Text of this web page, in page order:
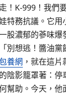
！K-999！我們
特務抗議。它
股濃郁的蔘味
別想逃！醬油
養網 ，就在這
陰影籠罩著：
幫助。今天，